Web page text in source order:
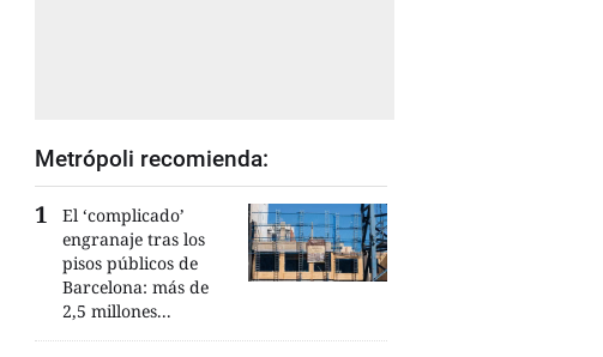
Metrópoli recomienda:
El ‘complicado’
engranaje tras los
pisos públicos de
Barcelona: más de
2,5 millones...